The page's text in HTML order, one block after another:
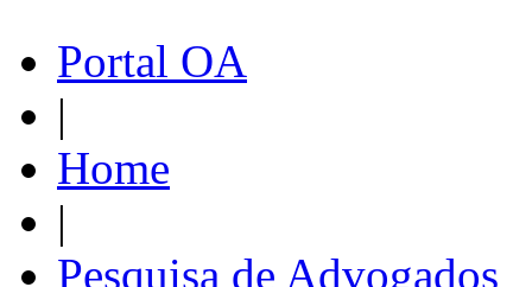
Portal OA
|
Home
|
Pesquisa de Advogados